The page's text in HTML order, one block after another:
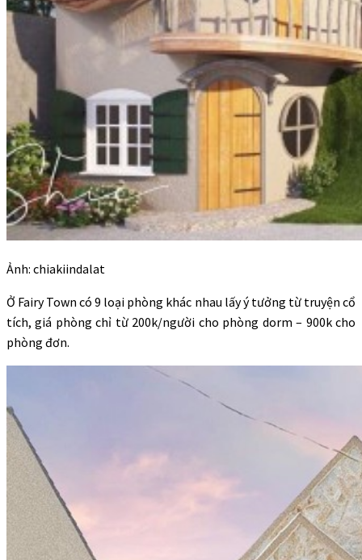
Ảnh: chiakiindalat
Ở Fairy Town có 9 loại phòng khác nhau lấy ý tưởng từ truyện cổ
tích, giá phòng chỉ từ 200k/người cho phòng dorm – 900k cho
phòng đơn.